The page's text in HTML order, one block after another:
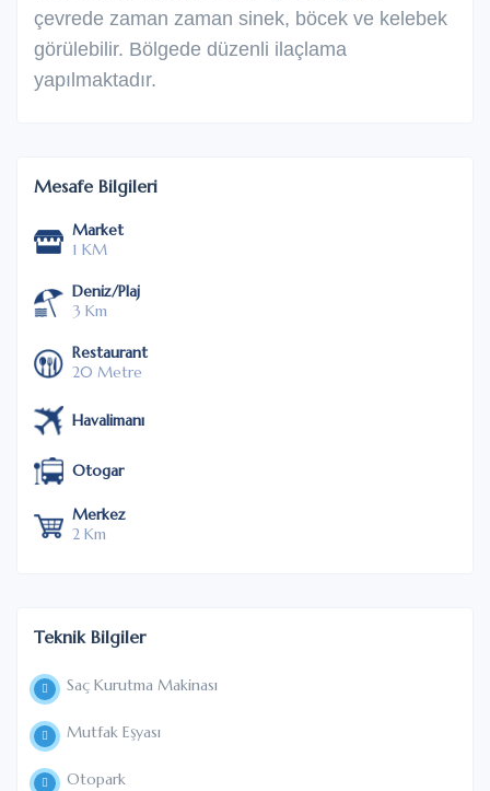
çevrede zaman zaman sinek, böcek ve kelebek
görülebilir. Bölgede düzenli ilaçlama
yapılmaktadır.
Mesafe Bilgileri
Market
1 KM
Deniz/Plaj
3 Km
Restaurant
20 Metre
Havalimanı
Otogar
Merkez
2 Km
Teknik Bilgiler
Saç Kurutma Makinası
Mutfak Eşyası
Otopark